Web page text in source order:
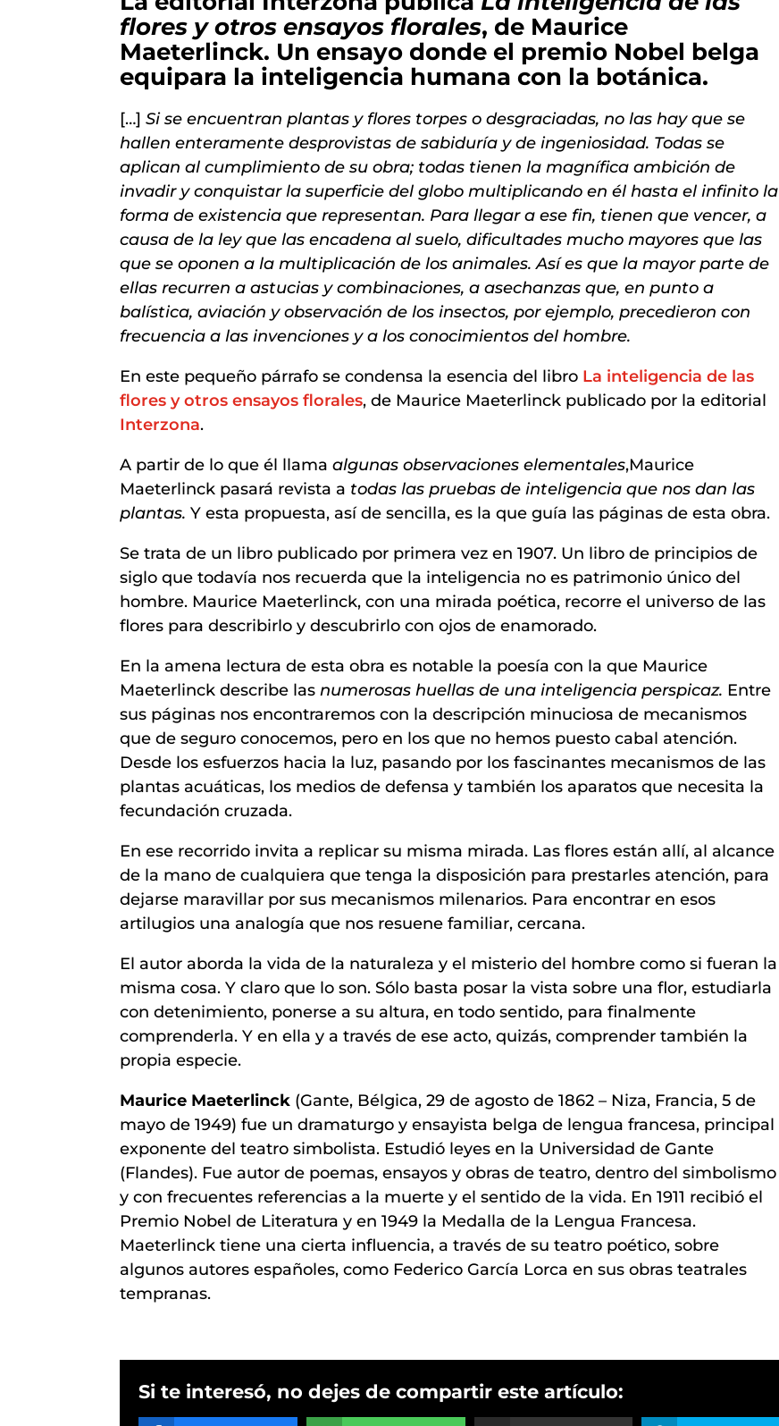
flores y otros ensayos florales, de Maurice
Maeterlinck. Un ensayo donde el premio Nobel belga
equipara la inteligencia humana con la botánica.
[…] Si se encuentran plantas y flores torpes o desgraciadas, no las hay que se
hallen enteramente desprovistas de sabiduría y de ingeniosidad. Todas se
aplican al cumplimiento de su obra; todas tienen la magnífica ambición de
invadir y conquistar la superficie del globo multiplicando en él hasta el infinito la
forma de existencia que representan. Para llegar a ese fin, tienen que vencer, a
causa de la ley que las encadena al suelo, dificultades mucho mayores que las
que se oponen a la multiplicación de los animales. Así es que la mayor parte de
ellas recurren a astucias y combinaciones, a asechanzas que, en punto a
balística, aviación y observación de los insectos, por ejemplo, precedieron con
frecuencia a las invenciones y a los conocimientos del hombre.
En este pequeño párrafo se condensa la esencia del libro La inteligencia de las
flores y otros ensayos florales, de Maurice Maeterlinck publicado por la editorial
Interzona.
A partir de lo que él llamaalgunas observaciones elementales,Maurice
Maeterlinck pasará revista a todas las pruebas de inteligencia que nos dan las
plantas.Y esta propuesta, así de sencilla, es la que guía las páginas de esta obra.
Se trata de un libro publicado por primera vez en 1907. Un libro de principios de
siglo que todavía nos recuerda que la inteligencia no es patrimonio único del
hombre. Maurice Maeterlinck, con una mirada poética, recorre el universo de las
flores para describirlo y descubrirlo con ojos de enamorado.
En la amena lectura de esta obra es notable la poesía con la que Maurice
Maeterlinck describe lasnumerosas huellas de una inteligencia perspicaz. Entre
sus páginas nos encontraremos con la descripción minuciosa de mecanismos
que de seguro conocemos, pero en los que no hemos puesto cabal atención.
Desde los esfuerzos hacia la luz, pasando por los fascinantes mecanismos de las
plantas acuáticas, los medios de defensa y también los aparatos que necesita la
fecundación cruzada.
En ese recorrido invita a replicar su misma mirada. Las flores están allí, al alcance
de la mano de cualquiera que tenga la disposición para prestarles atención, para
dejarse maravillar por sus mecanismos milenarios. Para encontrar en esos
artilugios una analogía que nos resuene familiar, cercana.
El autor aborda la vida de la naturaleza y el misterio del hombre como si fueran la
misma cosa. Y claro que lo son. Sólo basta posar la vista sobre una flor, estudiarla
con detenimiento, ponerse a su altura, en todo sentido, para finalmente
comprenderla. Y en ella y a través de ese acto, quizás, comprender también la
propia especie.
Maurice Maeterlinck (Gante, Bélgica, 29 de agosto de 1862 – Niza, Francia, 5 de
mayo de 1949) fue un dramaturgo y ensayista belga de lengua francesa, principal
exponente del teatro simbolista. Estudió leyes en la Universidad de Gante
(Flandes). Fue autor de poemas, ensayos y obras de teatro, dentro del simbolismo
y con frecuentes referencias a la muerte y el sentido de la vida. En 1911 recibió el
Premio Nobel de Literatura y en 1949 la Medalla de la Lengua Francesa.
Maeterlinck tiene una cierta influencia, a través de su teatro poético, sobre
algunos autores españoles, como Federico García Lorca en sus obras teatrales
tempranas.
Si te interesó, no dejes de compartir este artículo: